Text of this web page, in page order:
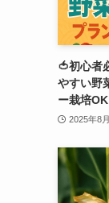
🍅初心者
やすい野
ー栽培OK
2025年8